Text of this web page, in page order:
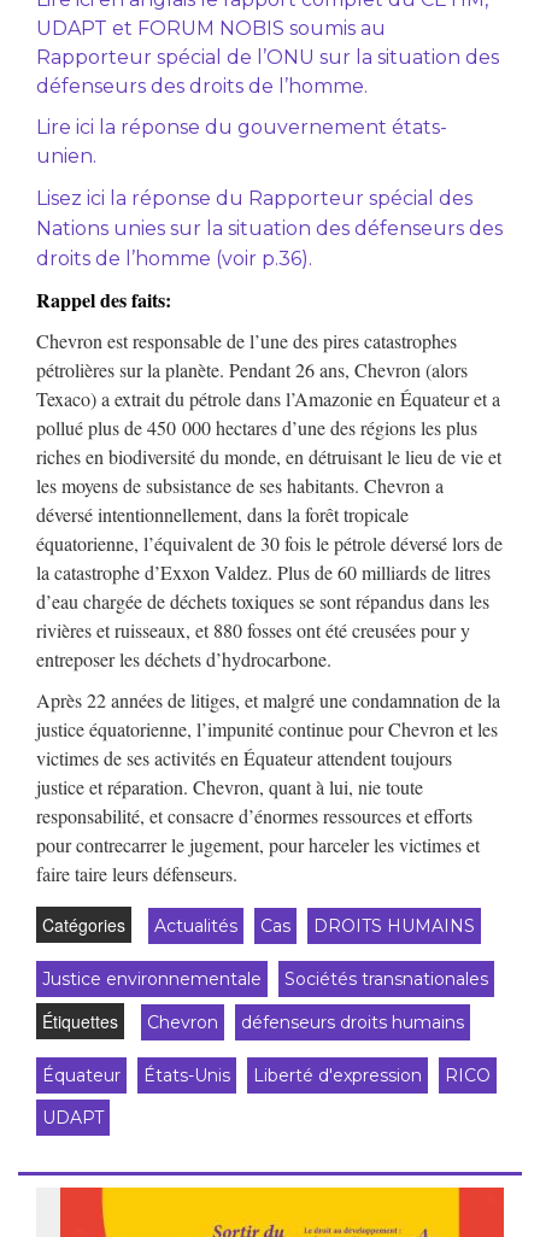
UDAPT et FORUM NOBIS soumis au
Rapporteur spécial de l’ONU sur la situation des
défenseurs des droits de l’homme.
Lire ici la réponse du gouvernement états-
unien.
Lisez ici la réponse du Rapporteur spécial des
Nations unies sur la situation des défenseurs des
droits de l’homme (voir p.36).
Rappel des faits:
Chevron est responsable de l’une des pires catastrophes
pétrolières sur la planète. Pendant 26 ans, Chevron (alors
Texaco) a extrait du pétrole dans l’Amazonie en Équateur et a
pollué plus de 450 000 hectares d’une des régions les plus
riches en biodiversité du monde, en détruisant le lieu de vie et
les moyens de subsistance de ses habitants. Chevron a
déversé intentionnellement, dans la forêt tropicale
équatorienne, l’équivalent de 30 fois le pétrole déversé lors de
la catastrophe d’Exxon Valdez. Plus de 60 milliards de litres
d’eau chargée de déchets toxiques se sont répandus dans les
rivières et ruisseaux, et 880 fosses ont été creusées pour y
entreposer les déchets d’hydrocarbone.
Après 22 années de litiges, et malgré une condamnation de la
justice équatorienne, l’impunité continue pour Chevron et les
victimes de ses activités en Équateur attendent toujours
justice et réparation. Chevron, quant à lui, nie toute
responsabilité, et consacre d’énormes ressources et efforts
pour contrecarrer le jugement, pour harceler les victimes et
faire taire leurs défenseurs.
Catégories Actualités Cas DROITS HUMAINS
Justice environnementale Sociétés transnationales
Étiquettes Chevron défenseurs droits humains
Équateur États-Unis Liberté d'expression
RICO
UDAPT